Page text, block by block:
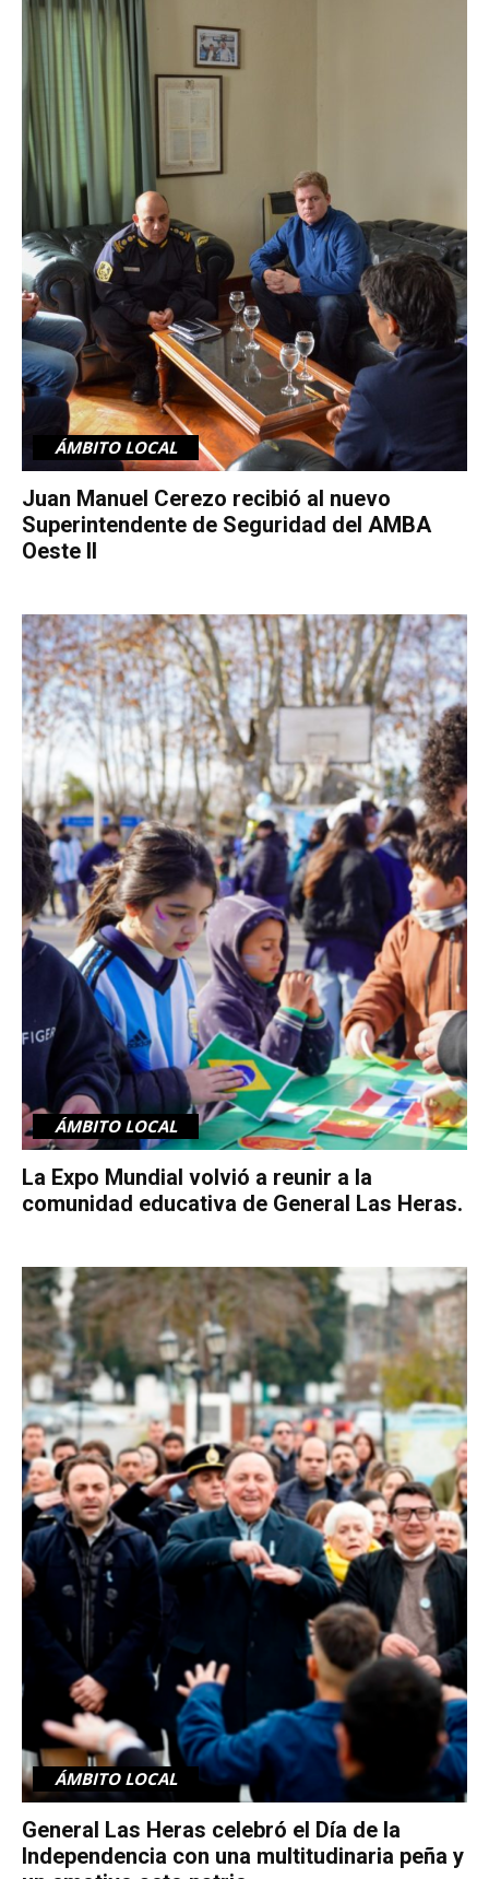
ÁMBITO LOCAL
Juan Manuel Cerezo recibió al nuevo
Superintendente de Seguridad del AMBA
Oeste II
ÁMBITO LOCAL
La Expo Mundial volvió a reunir a la
comunidad educativa de General Las Heras.
ÁMBITO LOCAL
General Las Heras celebró el Día de la
Independencia con una multitudinaria peña y